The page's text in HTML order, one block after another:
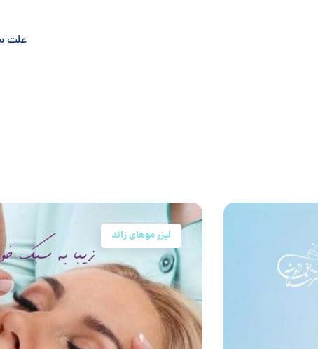
علت
لیزر موهای زائد